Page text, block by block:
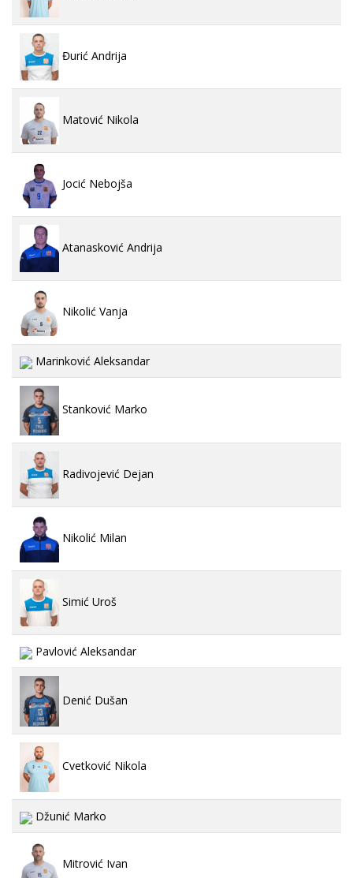
Đurić Andrija
Matović Nikola
Jocić Nebojša
Atanasković Andrija
Nikolić Vanja
Marinković Aleksandar
Stanković Marko
Radivojević Dejan
Nikolić Milan
Simić Uroš
Pavlović Aleksandar
Denić Dušan
Cvetković Nikola
Džunić Marko
Mitrović Ivan